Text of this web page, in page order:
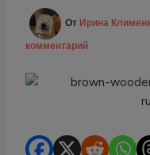
От Ирина
комментарий